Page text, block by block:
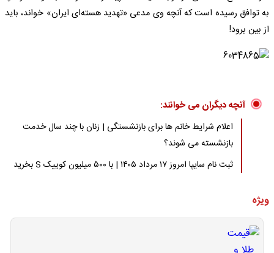
به توافق رسیده است که آنچه وی مدعی «تهدید هسته‌ای ایران» خواند، باید
از بین برود!
آنچه دیگران می خوانند:
اعلام شرایط خانم ها برای بازنشستگی | زنان با چند سال خدمت
بازنشسته می شوند؟
ثبت نام سایپا امروز ۱۷ مرداد ۱۴۰۵ | با ۵۰۰ میلیون کوییک S بخرید
ویژه